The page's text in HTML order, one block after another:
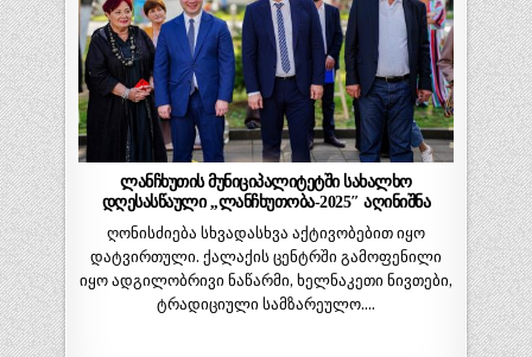
ლანჩხუთის მუნიციპალიტეტში სახალხო
დღესასწაული ,,ლანჩხუთობა-2025″ აღინიშნა
ღონისძიება სხვადასხვა აქტივობებით იყო
დატვირთული. ქალაქის ცენტრში გამოფენილი
იყო ადგილობრივი ნაწარმი, ხელნაკეთი ნივთები,
ტრადიციული სამზარეულო….